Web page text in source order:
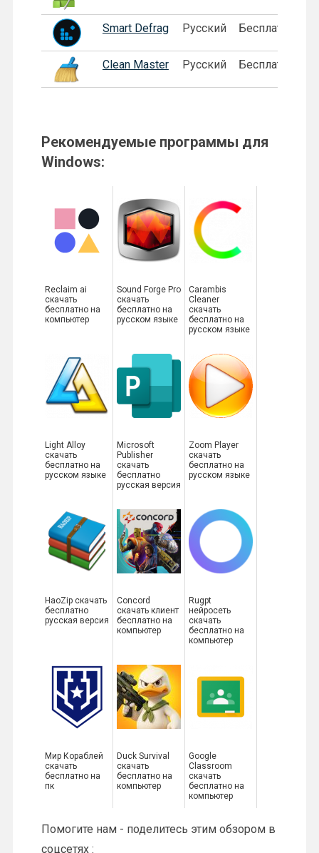
Smart Defrag Русский Бесплатная
Clean Master Русский Бесплатная
Рекомендуемые программы для
Windows:
Reclaim ai
скачать
бесплатно на
компьютер
Sound Forge Pro
скачать
бесплатно на
русском языке
Carambis
Cleaner
скачать
бесплатно на
русском языке
Light Alloy
скачать
бесплатно на
русском языке
Microsoft
Publisher
скачать
бесплатно
русская версия
Zoom Player
скачать
бесплатно на
русском языке
HaoZip скачать
бесплатно
русская версия
Concord
скачать клиент
бесплатно на
компьютер
Rugpt
нейросеть
скачать
бесплатно на
компьютер
Мир Кораблей
скачать
бесплатно на
пк
Duck Survival
скачать
бесплатно на
компьютер
Google
Classroom
скачать
бесплатно на
компьютер
Помогите нам - поделитесь этим обзором в
соцсетях :